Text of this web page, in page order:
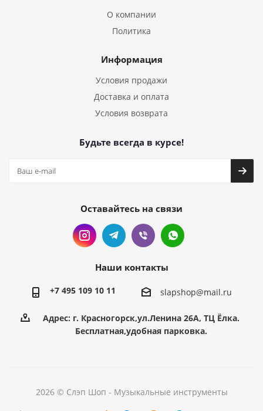
О компании
Политика
Информация
Условия продажи
Доставка и оплата
Условия возврата
Будьте всегда в курсе!
Оставайтесь на связи
Наши контакты
+7 495 109 10 11 slapshop@mail.ru
Адрес: г. Красногорск,ул.Ленина 26А, ТЦ Ёлка.
Бесплатная,удобная парковка.
2026 © Слэп Шоп - Музыкальные инструменты